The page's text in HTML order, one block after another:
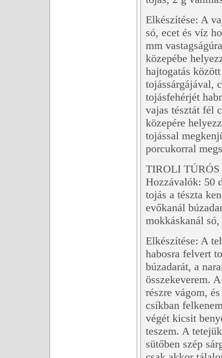
Elkészítése: A
só, ecet és víz
mm
közepébe
hajtogatás
tojássárgájával,
tojásfehérjét
vajas tésztát fél
közepére
tojással
porcukorral
TIROLI TÚRÓS
Hozzávalók: 50
tojás a tészta
evőkanál
mokkáskanál
Elkészítése: A
habosra felvert
búzadarát, a
összekeverem.
részre vágom,
csíkban
végét kicsit
teszem. A
sütőben szép